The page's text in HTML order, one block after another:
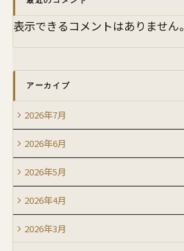
表示できるコメントはありません。
アーカイブ
2026年7月
2026年6月
2026年5月
2026年4月
2026年3月